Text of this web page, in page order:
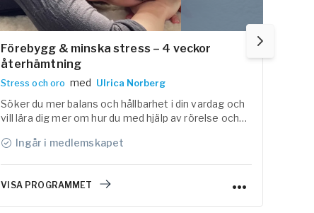
Förebygg & minska stress – 4 veckor
återhämtning
Stress och oro med Ulrica Norberg
Söker du mer balans och hållbarhet i din vardag och
vill lära dig mer om hur du med hjälp av rörelse och
är detta ett program för dig. I det här programmet
Ingår i medlemskapet
VISA PROGRAMMET